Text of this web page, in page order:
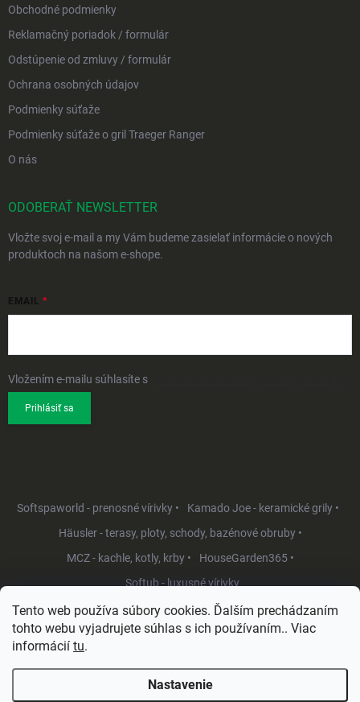
Tento web používa súbory cookies. Ďalším prechádzaním
tohto webu vyjadrujete súhlas s ich používaním.. Viac
informácií tu.
Nastavenie
Obchodné podmienky
Reklamačný poriadok / formulár
Odstúpenie od zmluvy / formulár
Ochrana osobných údajov
Podmienky súťaže
Podmienky súťaže o gril Traeger Ranger
O nás
ODOBERAŤ NEWSLETTER
Vložte svoj e-mail a my Vám budeme zasielať informácie o nových
produktoch na našom e-shope.
EMAIL
Vložením e-mailu súhlasíte s
Prihlásiť sa
Softspaworld - prenosné vírivky •
Kamado Joe - keramické grily •
Häusler - terasy, ploty, schody, bazénové obruby •
MCZ - kachle, kotly, krby •
HouseGarden365 •
Softub - luxusné vírivky